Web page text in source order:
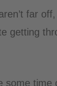
far
getting
some time